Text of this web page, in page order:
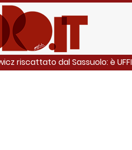
riscattato dal Sassuolo: è